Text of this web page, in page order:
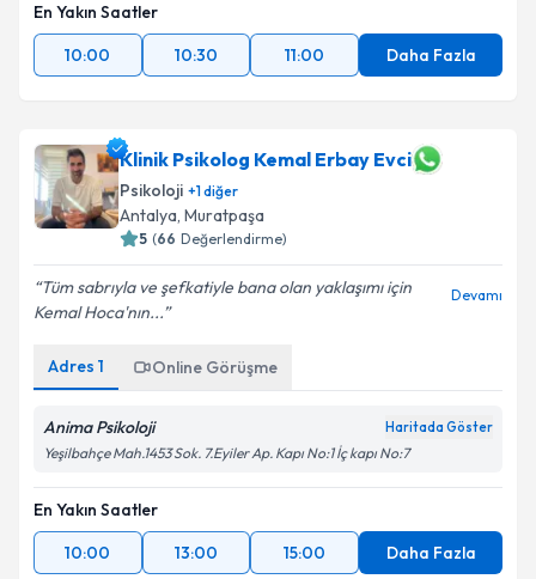
En Yakın Saatler
10:00
10:30 11:00 Daha Fazla
Klinik Psikolog Kemal Erbay Evci
Psikoloji +1diğer
Antalya, Muratpaşa
5 (66 Değerlendirme)
Tüm sabrıyla ve şefkatiyle bana olan yaklaşımı için
Kemal Hoca'nın...
Devamı
Adres 1 Online Görüşme
Anima Psikoloji Haritada Göster
Yeşilbahçe Mah.1453 Sok. 7.Eyiler Ap. Kapı No:1 İç kapı No:7
En Yakın Saatler
10:00
13:00 15:00 Daha Fazla